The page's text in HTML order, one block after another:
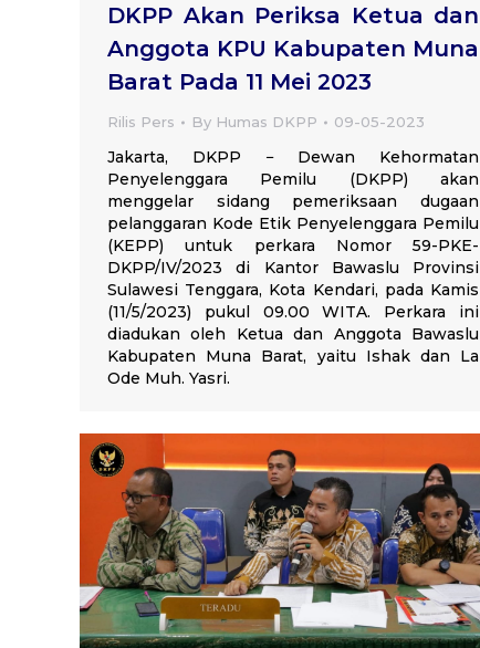
DKPP Akan Periksa Ketua dan
Anggota KPU Kabupaten Muna
Barat Pada 11 Mei 2023
Rilis Pers By Humas DKPP 09-05-2023
Jakarta, DKPP − Dewan Kehormatan
Penyelenggara Pemilu (DKPP) akan
menggelar sidang pemeriksaan dugaan
pelanggaran Kode Etik Penyelenggara Pemilu
(KEPP) untuk perkara Nomor 59-PKE-
DKPP/IV/2023 di Kantor Bawaslu Provinsi
Sulawesi Tenggara, Kota Kendari, pada Kamis
(11/5/2023) pukul 09.00 WITA. Perkara ini
diadukan oleh Ketua dan Anggota Bawaslu
Kabupaten Muna Barat, yaitu Ishak dan La
Ode Muh. Yasri.